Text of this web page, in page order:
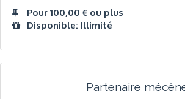
Pour 100,00 € ou plus
Disponible: Illimité
Partenaire